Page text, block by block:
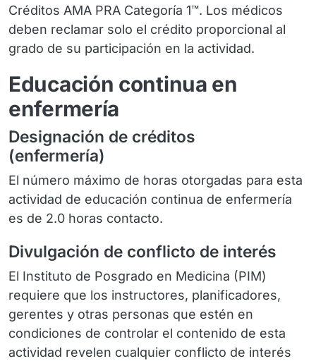
Créditos AMA PRA Categoría 1™. Los médicos
deben reclamar solo el crédito proporcional al
grado de su participación en la actividad.
Educación continua en
enfermería
Designación de créditos
(enfermería)
El número máximo de horas otorgadas para esta
actividad de educación continua de enfermería
es de 2.0 horas contacto.
Divulgación de conflicto de interés
El Instituto de Posgrado en Medicina (PIM)
requiere que los instructores, planificadores,
gerentes y otras personas que estén en
condiciones de controlar el contenido de esta
actividad revelen cualquier conflicto de interés